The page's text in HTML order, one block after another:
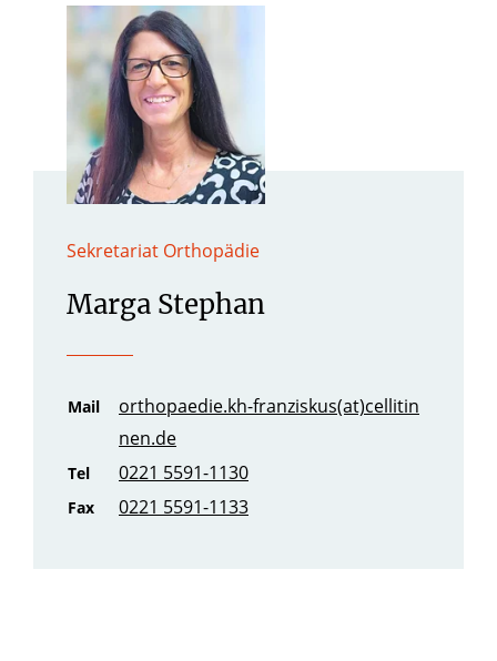
Sekretariat Orthopädie
Marga Stephan
Mail
orthopaedie.kh-franziskus(at)cellitin
nen.de
Tel 0221 5591-1130
Fax 0221 5591-1133